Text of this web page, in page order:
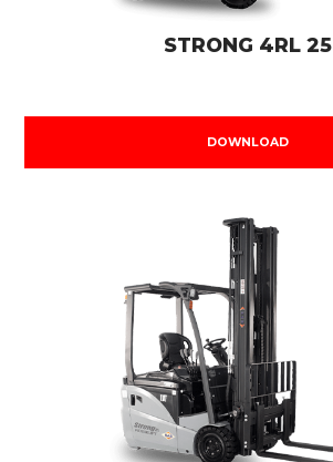
STRONG 4RL 25
DOWNLOAD